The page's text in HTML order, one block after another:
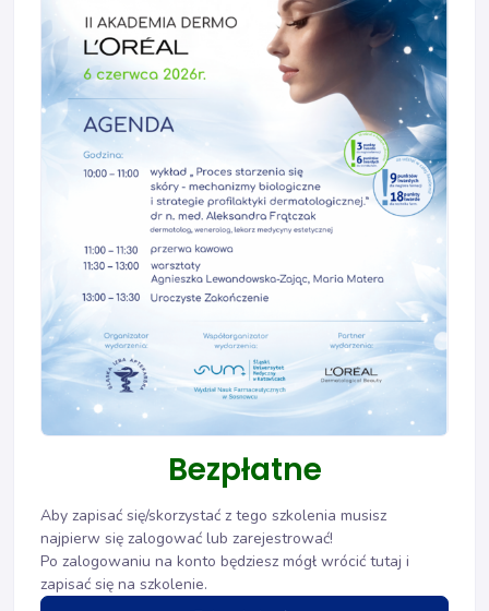
Bezpłatne
Aby zapisać się/skorzystać z tego szkolenia musisz
najpierw się zalogować lub zarejestrować!
Po zalogowaniu na konto będziesz mógł wrócić tutaj i
zapisać się na szkolenie.